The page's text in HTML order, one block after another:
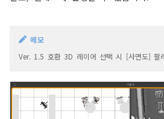
메모
Ver. 1.5 호환 3D 레이어 선택 시 [사면도] 팔